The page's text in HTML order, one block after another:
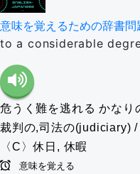
意味を覚えるための辞書問
to a considerable
危うく難を逃れる かなり
裁判の,司法の(judiciary)
〈C〉休日, 休暇
意味を覚える